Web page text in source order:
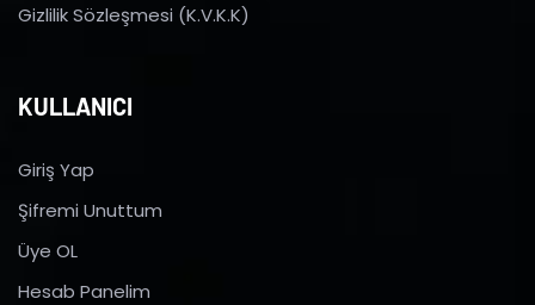
Gizlilik Sözleşmesi (K.V.K.K)
KULLANICI
Giriş Yap
Şifremi Unuttum
Üye OL
Hesab Panelim